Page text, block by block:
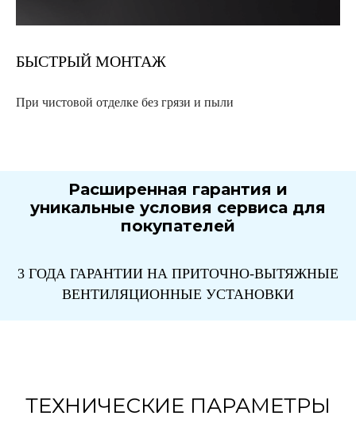
БЫСТРЫЙ МОНТАЖ
При чистовой отделке без грязи и пыли
Расширенная гарантия и
уникальные условия сервиса для
покупателей
3 ГОДА ГАРАНТИИ НА ПРИТОЧНО-ВЫТЯЖНЫЕ
ВЕНТИЛЯЦИОННЫЕ УСТАНОВКИ
ТЕХНИЧЕСКИЕ ПАРАМЕТРЫ